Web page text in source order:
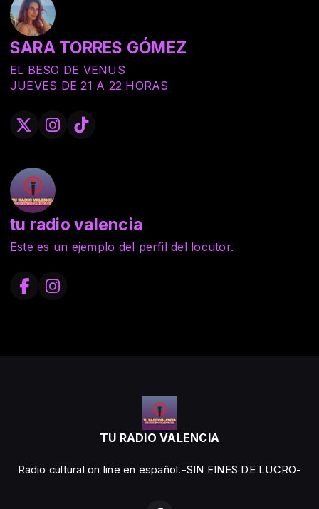
SARA TORRES GÓMEZ
EL BESO DE VENUS
JUEVES DE 21 A 22 HORAS
tu radio valencia
Este es un ejemplo del perfil del locutor.
TU RADIO VALENCIA
Radio cultural on line en español.-SIN FINES DE LUCRO-